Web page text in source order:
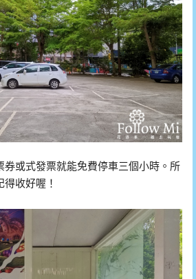
券或式發票就能免費停車三個小時。所
收好喔！